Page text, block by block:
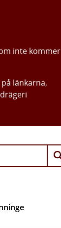
inte kommer
länkarna,